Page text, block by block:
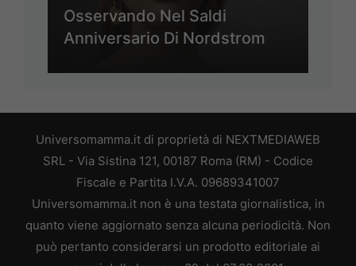
Osservando Nel Saldi
Anniversario Di Nordstrom
Universomamma.it di proprietà di NEXTMEDIAWEB
SRL - Via Sistina 121, 00187 Roma (RM) - Codice
Fiscale e Partita I.V.A. 09689341007
Universomamma.it non è una testata giornalistica, in
quanto viene aggiornato senza alcuna periodicità. Non
può pertanto considerarsi un prodotto editoriale ai